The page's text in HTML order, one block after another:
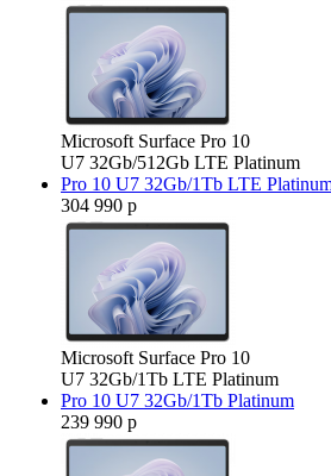
Microsoft Surface Pro 10
U7 32Gb/512Gb LTE Platinum
Pro 10 U7 32Gb/1Tb LTE
304 990 р
Microsoft Surface Pro 10
U7 32Gb/1Tb LTE Platinum
Pro 10 U7 32Gb/1Tb Platinum
239 990 р